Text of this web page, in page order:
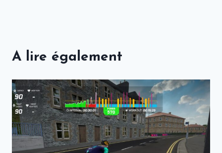
A lire également